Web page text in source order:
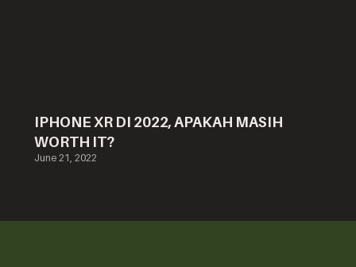
IPHONE XR DI 2022, APAKAH MASIH
WORTH IT?
June 21, 2022